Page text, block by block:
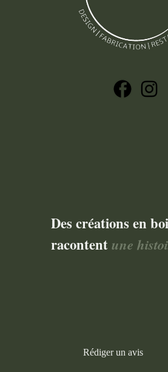
Des créations en
racontentune
Rédiger un avis